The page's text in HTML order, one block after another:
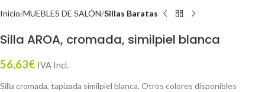
Inicio MUEBLES DE SALÓN Sillas Baratas
Silla AROA, cromada, similpiel blanca
56,63€ IVA Incl.
Silla cromada, tapizada similpiel blanca. Otros colores disponibles